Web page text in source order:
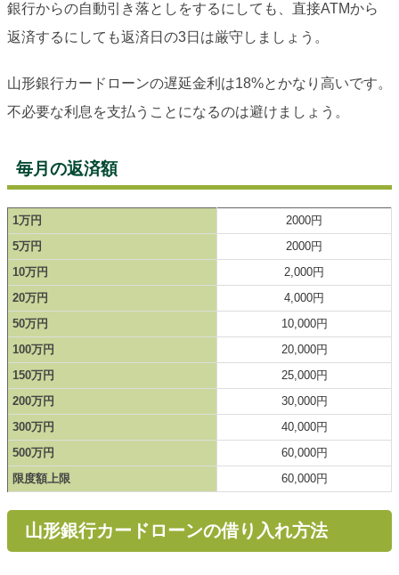
銀行からの自動引き落としをするにしても、直接ATMから
返済するにしても返済日の3日は厳守しましょう。
山形銀行カードローンの遅延金利は18%とかなり高いです。
不必要な利息を支払うことになるのは避けましょう。
毎月の返済額
1万円
2000円
5万円
2000円
10万円
2,000円
20万円
4,000円
50万円
10,000円
100万円
20,000円
150万円
25,000円
200万円
30,000円
300万円
40,000円
500万円
60,000円
限度額上限
60,000円
山形銀行カードローンの借り入れ方法